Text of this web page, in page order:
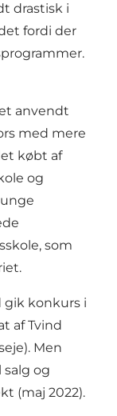
drastisk i
fordi der
anvendt
med mere
købt af
og
som
gik konkurs i
af Tvind
Men
og
(maj 2022).